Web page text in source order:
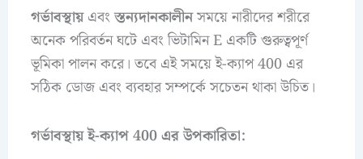
গর্ভাবস্থায়এবংস্তন্যদানকালীনসময়ে নারীদের শরীরে
অনেক পরিবর্তন ঘটে এবং ভিটামিন E একটি গুরুত্বপূর্ণ
ভূমিকা পালন করে। তবে এই সময়ে ই-ক্যাপ 400 এর
সঠিক ডোজ এবং ব্যবহার সম্পর্কে সচেতন থাকা উচিত।
গর্ভাবস্থায় ই-ক্যাপ 400 এর উপকারিতা: